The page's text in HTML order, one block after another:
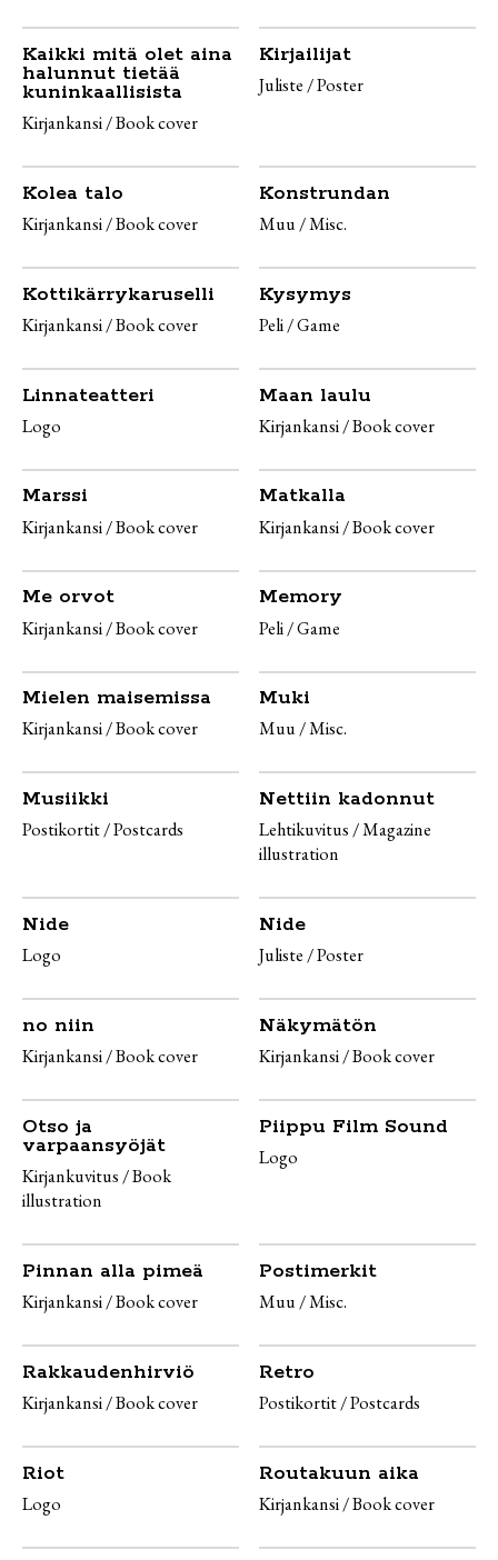
Kaikki mitä olet aina
halunnut tietää
kuninkaallisista
Kirjankansi / Book cover
Kirjailijat
Juliste / Poster
Kolea talo
Kirjankansi / Book cover
Konstrundan
Muu / Misc.
Kottikärrykaruselli
Kirjankansi / Book cover
Kysymys
Peli / Game
Linnateatteri
Logo
Maan laulu
Kirjankansi / Book cover
Marssi
Kirjankansi / Book cover
Matkalla
Kirjankansi / Book cover
Me orvot
Kirjankansi / Book cover
Memory
Peli / Game
Mielen maisemissa
Kirjankansi / Book cover
Muki
Muu / Misc.
Musiikki
Postikortit / Postcards
Nettiin kadonnut
Lehtikuvitus / Magazine
illustration
Nide
Logo
Nide
Juliste / Poster
no niin
Kirjankansi / Book cover
Näkymätön
Kirjankansi / Book cover
Otso ja
varpaansyöjät
Kirjankuvitus / Book
illustration
Piippu Film Sound
Logo
Pinnan alla pimeä
Kirjankansi / Book cover
Postimerkit
Muu / Misc.
Rakkaudenhirviö
Kirjankansi / Book cover
Retro
Postikortit / Postcards
Riot
Logo
Routakuun aika
Kirjankansi / Book cover